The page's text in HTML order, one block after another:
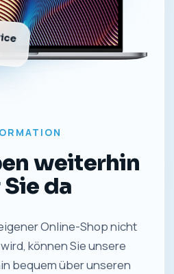
weiterhin
da
Online-Shop nicht
können Sie unsere
bequem über unseren